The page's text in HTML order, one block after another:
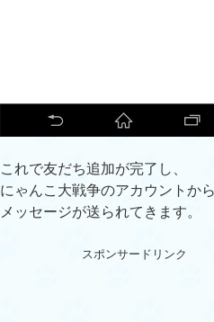
これで友だち追加が完了し、
にゃんこ大戦争のアカウントか
メッセージが送られてきます。
スポンサードリンク